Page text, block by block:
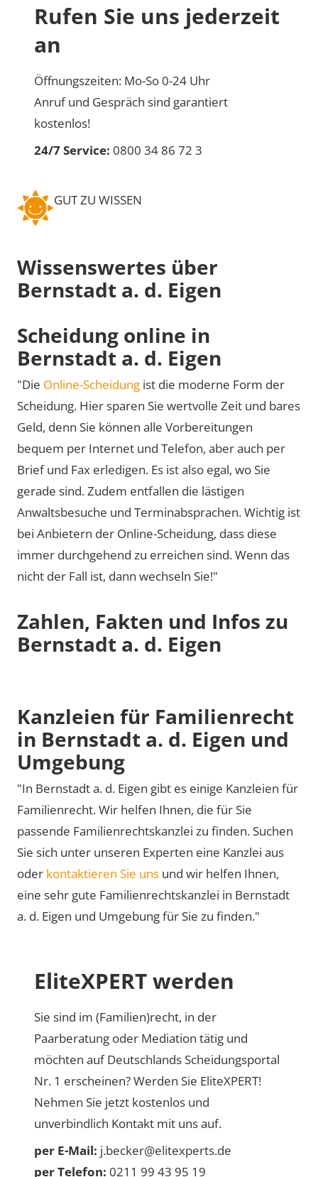
Rufen Sie uns jederzeit
an
Öffnungszeiten: Mo-So 0-24 Uhr
Anruf und Gespräch sind garantiert
kostenlos!
24/7 Service: 0800 34 86 72 3
GUT ZU WISSEN
Wissenswertes über
Bernstadt a. d. Eigen
Scheidung online in
Bernstadt a. d. Eigen
"Die Online-Scheidung ist die moderne Form der
Scheidung. Hier sparen Sie wertvolle Zeit und bares
Geld, denn Sie können alle Vorbereitungen
bequem per Internet und Telefon, aber auch per
Brief und Fax erledigen. Es ist also egal, wo Sie
gerade sind. Zudem entfallen die lästigen
Anwaltsbesuche und Terminabsprachen. Wichtig ist
bei Anbietern der Online-Scheidung, dass diese
immer durchgehend zu erreichen sind. Wenn das
nicht der Fall ist, dann wechseln Sie!"
Zahlen, Fakten und Infos zu
Bernstadt a. d. Eigen
Kanzleien für Familienrecht
in Bernstadt a. d. Eigen und
Umgebung
"In Bernstadt a. d. Eigen gibt es einige Kanzleien für
Familienrecht. Wir helfen Ihnen, die für Sie
passende Familienrechtskanzlei zu finden. Suchen
Sie sich unter unseren Experten eine Kanzlei aus
oder kontaktieren Sie uns und wir helfen Ihnen,
eine sehr gute Familienrechtskanzlei in Bernstadt
a. d. Eigen und Umgebung für Sie zu finden."
EliteXPERT werden
Sie sind im (Familien)recht, in der
Paarberatung oder Mediation tätig und
möchten auf Deutschlands Scheidungsportal
Nr. 1 erscheinen? Werden Sie EliteXPERT!
Nehmen Sie jetzt kostenlos und
unverbindlich Kontakt mit uns auf.
per E-Mail: j.becker@elitexperts.de
per Telefon: 0211 99 43 95 19